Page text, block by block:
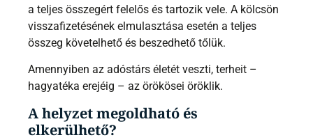
a teljes összegért felelős és tartozik vele. A kölcsön
visszafizetésének elmulasztása esetén a teljes
összeg követelhető és beszedhető tőlük.
Amennyiben az adóstárs életét veszti, terheit –
hagyatéka erejéig – az örökösei öröklik.
A helyzet megoldható és
elkerülhető?